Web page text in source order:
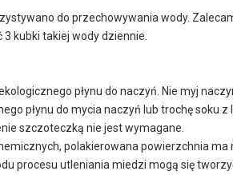
do przechowywania wody.
3 kubki takiej wody dziennie.
płynu do naczyń. Nie myj
płynu do mycia naczyń lub trochę soku
szczoteczką nie jest wymagane.
polakierowana powierzchnia
procesu utleniania miedzi mogą się